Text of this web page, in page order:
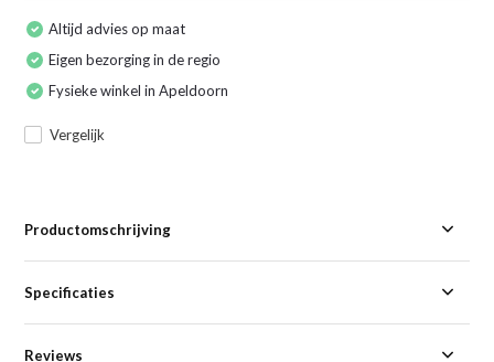
Altijd advies op maat
Eigen bezorging in de regio
Fysieke winkel in Apeldoorn
Vergelijk
Productomschrijving
Specificaties
Reviews